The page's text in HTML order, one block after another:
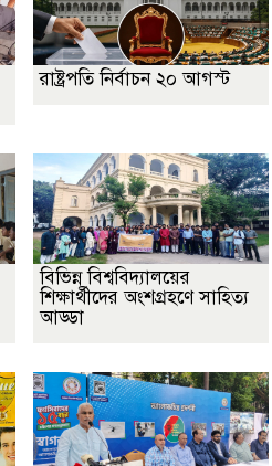
রাষ্ট্রপতি নির্বাচন ২০ আগস্ট
বিভিন্ন বিশ্ববিদ্যালয়ের
শিক্ষার্থীদের অংশগ্রহণে সাহিত্য
আড্ডা